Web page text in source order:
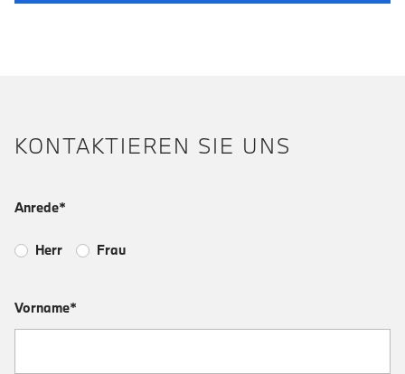
KONTAKTIEREN SIE UNS
Anrede*
Herr Frau
Vorname*